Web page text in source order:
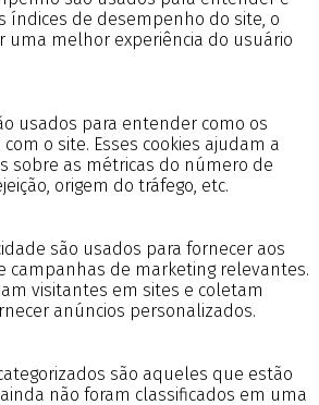
índices de desempenho do site, o
uma melhor experiência do usuário
usados para entender como os
o site. Esses cookies ajudam a
sobre as métricas do número de
origem do tráfego, etc.
são usados para fornecer aos
campanhas de marketing relevantes.
visitantes em sites e coletam
anúncios personalizados.
são aqueles que estão
não foram classificados em uma